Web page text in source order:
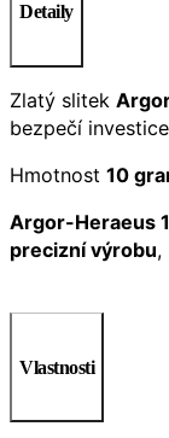
Detaily
Zlatý slitek
bezpečí
Hmotnost 10
Argor-Heraeus
precizní výrobu,
Vlastnosti